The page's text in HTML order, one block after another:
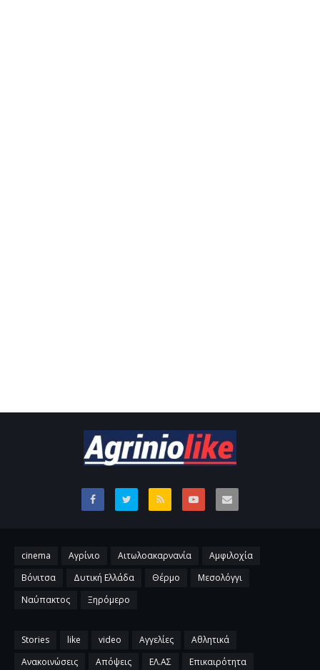
cinema Αγρίνιο Αιτωλοακαρνανία
Αμφιλοχία
Βόνιτσα
Δυτική Ελλάδα Θέρμο
Μεσολόγγι
Ναύπακτος
Ξηρόμερο
Stories like video Αγγελίες
Αθλητικά
Ανακοινώσεις
Απόψεις ΕΛ.ΑΣ
Επικαιρότητα